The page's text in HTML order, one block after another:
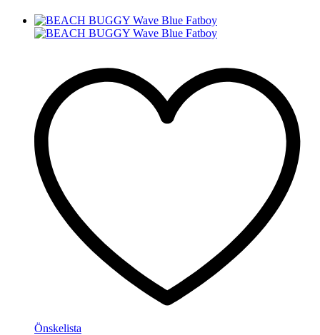
Önskelista